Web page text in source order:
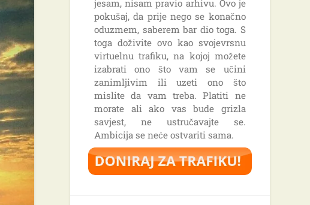
jesam, nisam pravio arhivu. Ovo je
pokušaj, da prije nego se konačno
oduzmem, saberem bar dio toga. S
toga doživite ovo kao svojevrsnu
virtuelnu trafiku, na kojoj možete
izabrati ono što vam se učini
zanimljivim ili uzeti ono što
mislite da vam treba. Platiti ne
morate ali ako vas bude grizla
savjest, ne ustručavajte se.
Ambicija se neće ostvariti sama.